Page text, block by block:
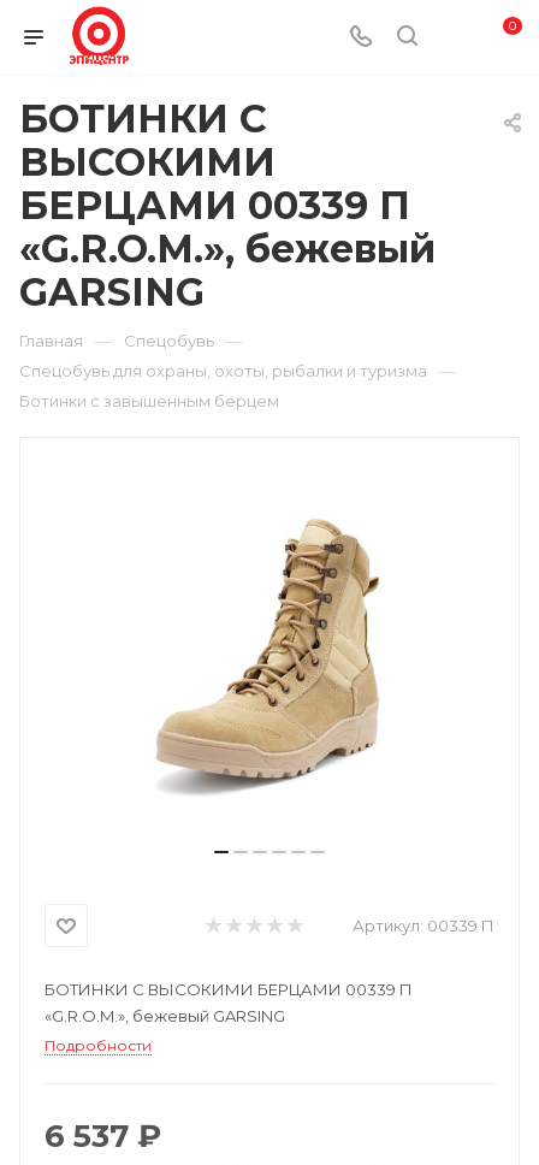
0
БОТИНКИ С
ВЫСОКИМИ
БЕРЦАМИ 00339 П
«G.R.O.M.», бежевый
GARSING
Главная — Спецобувь —
Спецобувь для охраны, охоты, рыбалки и туризма —
Ботинки с завышенным берцем
Артикул: 00339 П
БОТИНКИ С ВЫСОКИМИ БЕРЦАМИ 00339 П
«G.R.O.M.», бежевый GARSING
Подробности
6 537 ₽